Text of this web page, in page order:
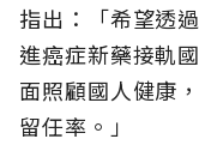
指出：「希望透
進癌症新藥接軌
面照顧國人健康
留任率。」